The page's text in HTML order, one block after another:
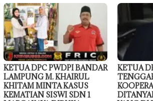
KETUA DPC PWDPI BANDAR
LAMPUNG M. KHAIRUL
KHITAM MINTA KASUS
KEMATIAN SISWI SDN 1
KETUA